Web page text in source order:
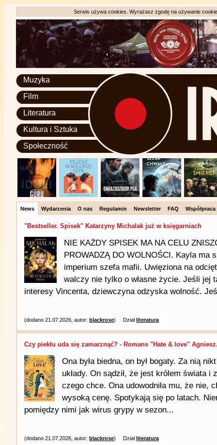
Serwis używa cookies. Wyrażasz zgodę na używanie
Muzyka
Film
Literatura
Kultura i Sztuka
Społeczność
News Wydarzenia O nas Regulamin Newsletter FAQ Współpraca
"Bestseller. Spisek" Katarzyny Michalak już w księgarniach
NIE KAŻDY SPISEK MA NA CELU
PROWADZĄ DO WOLNOŚCI. Kayla ma
imperium szefa mafii. Uwięziona na
walczy nie tylko o własne życie. Jeśli jej
interesy Vincenta, dziewczyna odzyska wolność.
(dodano 21.07.2026, autor: blackrose) Działliteratura
Czy piekłu uda się zamarznąć? - Romans "Hate & love"
Ona była biedna, on był bogaty. Za nią
układy. On sądził, że jest królem świata i
czego chce. Ona udowodniła mu, że nie,
wysoką cenę. Spotykają się po latach.
pomiędzy nimi jak wirus grypy w sezon...
(dodano 21.07.2026, autor: blackrose) Działliteratura